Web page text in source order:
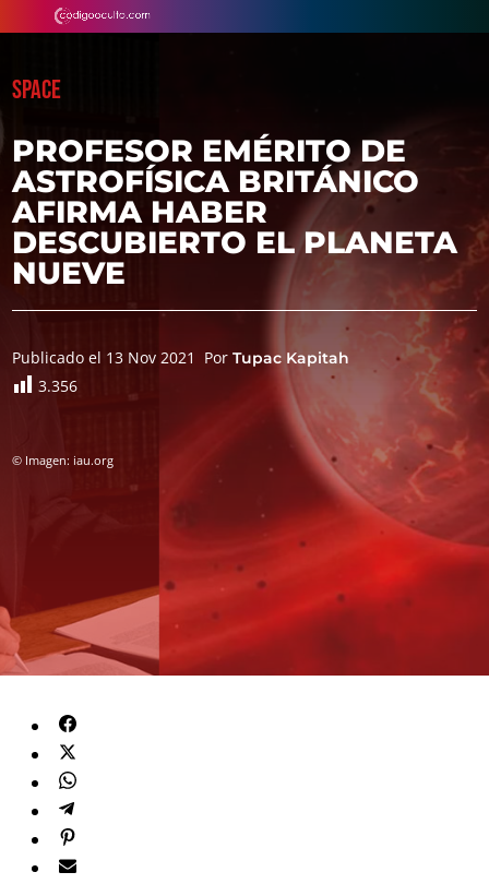
SPACE
PROFESOR EMÉRITO DE
ASTROFÍSICA BRITÁNICO
AFIRMA HABER
DESCUBIERTO EL PLANETA
NUEVE
Publicado el 13 Nov 2021 PorTupac Kapitah
3.356
© Imagen: iau.org